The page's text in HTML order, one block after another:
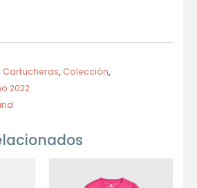
Cartucheras, Colección,
2022